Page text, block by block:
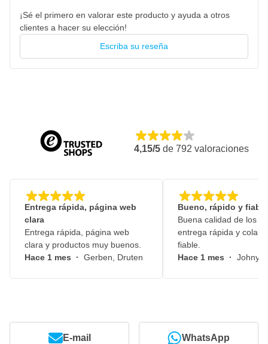
¡Sé el primero en valorar este producto y ayuda a otros
clientes a hacer su elección!
Escriba su reseña
4,15/5 de 792 valoraciones
Entrega rápida, página web
clara
Entrega rápida, página web
clara y productos muy buenos.
Hace 1 mes · Gerben, Druten
Bueno, rápido y fiable
Buena calidad de los
entrega rápida y
fiable.
Hace 1 mes · Johny,
E-mail WhatsApp